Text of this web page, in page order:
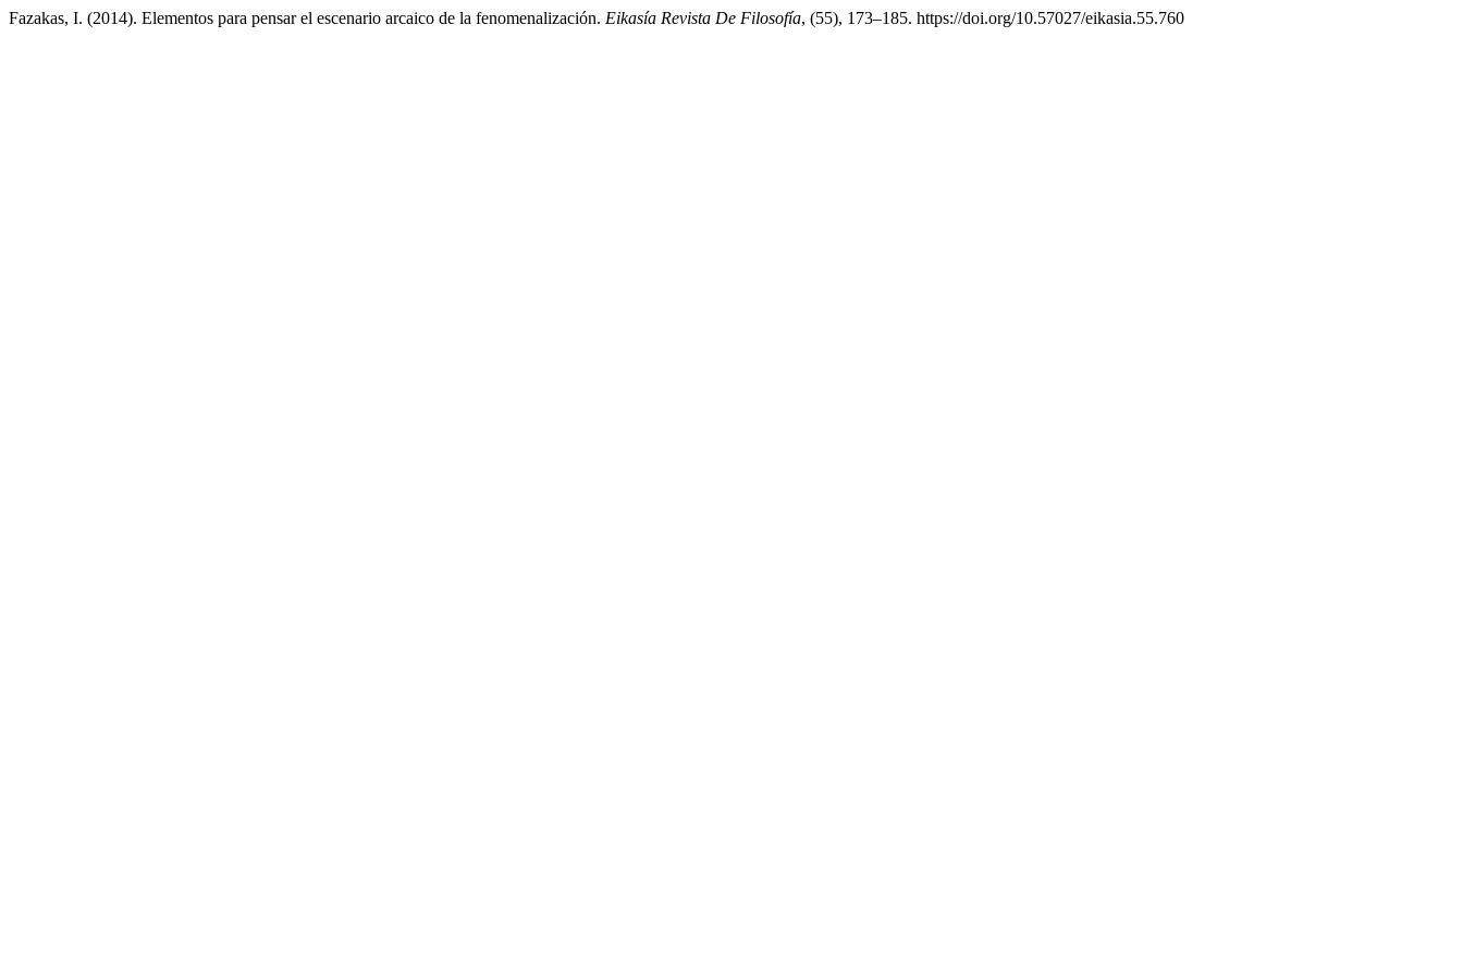
Fazakas, I. (2014). Elementos para pensar el escenario arcaico de la fenomenalización. Eikasía Revista De Filosofía, (55), 173–185. https://doi.org/10.57027/eikasia.55.760